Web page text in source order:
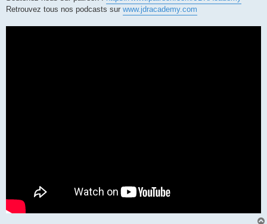
Retrouvez tous nos podcasts sur www.jdracademy.com